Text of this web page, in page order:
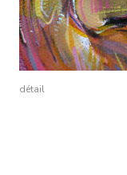
détail